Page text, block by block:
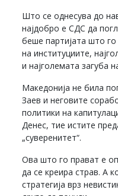
Што се однесува до
најдобро е СДС да
беше партијата што
на институциите,
и најголемата загуба
Македонија не била
Заев и неговите
политики на
Денес, тие истите
„суверенитет“.
Ова што го прават е
да се креира страв. А
стратегија врз